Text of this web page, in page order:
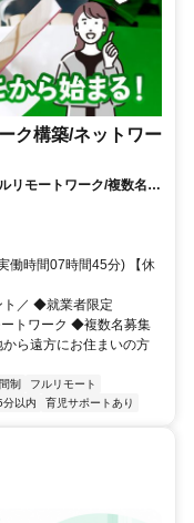
ク構築/ネットワー
リモートワーク/複数名募
働時間07時間45分) 【休
ト／ ◆就業者限定
トワーク ◆複数名募集
ら遠方にお住まいの方
制
フルリモート
分以内 育児サポートあり